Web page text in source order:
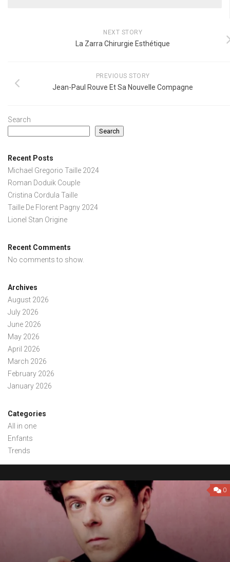
NEXT STORY
La Zarra Chirurgie Esthétique
PREVIOUS STORY
Jean-Paul Rouve Et Sa Nouvelle Compagne
Search
Search
Recent Posts
Michael Gregorio Taille 2024
Roman Doduik Couple
Cristina Cordula Taille
Taille De Florent Pagny 2024
Lionel Stan Origine
Recent Comments
No comments to show.
Archives
August 2026
July 2026
June 2026
May 2026
April 2026
March 2026
February 2026
January 2026
Categories
All in one
Enfants
Trends
0